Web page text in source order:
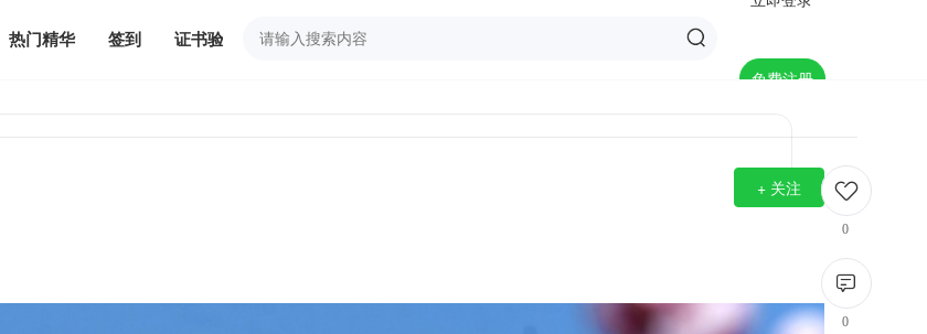
热门精华 签到 证书验证
免费注册
+ 关注
0
0